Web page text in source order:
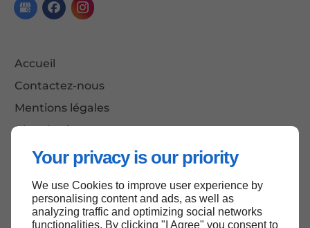
Your privacy is our priority
We use Cookies to improve user experience by
personalising content and ads, as well as
analyzing traffic and optimizing social networks
functionalities. By clicking "I Agree" you consent to
Accueil
Contactez-nous
Mentions légales
Plan du site
Haut de page